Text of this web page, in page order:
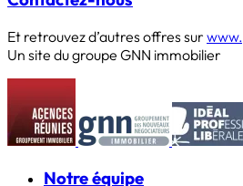
Et retrouvez d’autres offres sur
Un site du groupe GNN immobilier
Notre équipe